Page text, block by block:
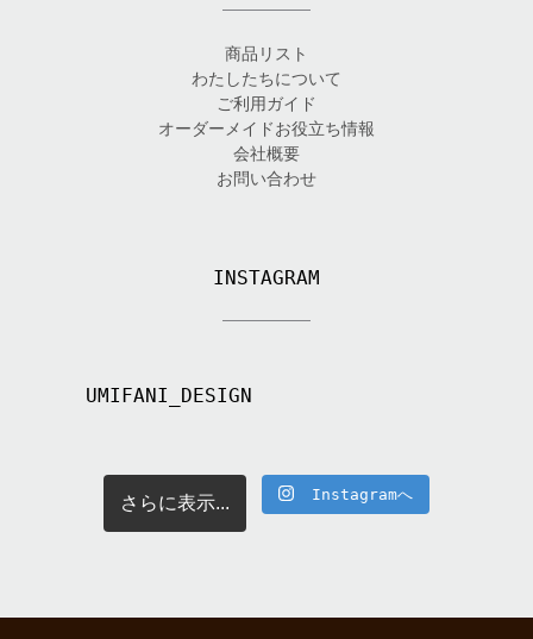
商品リスト
わたしたちについて
ご利用ガイド
オーダーメイドお役立ち情報
会社概要
お問い合わせ
INSTAGRAM
UMIFANI_DESIGN
さらに表示... Instagramへ